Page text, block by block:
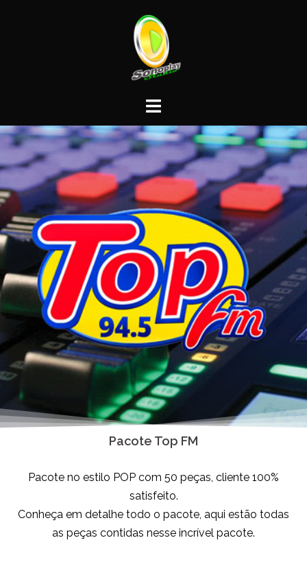
Pacote Top FM
Pacote no estilo POP com 50 peças, cliente 100%
satisfeito.
Conheça em detalhe todo o pacote, aqui estão todas
as peças contidas nesse incrível pacote.